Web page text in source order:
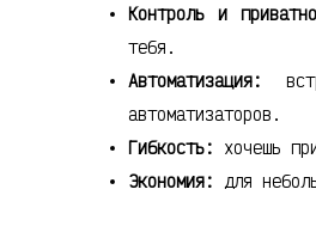
Контроль и
тебя.
Автоматизация:
автоматизаторов.
Гибкость: хочешь
Экономия: для